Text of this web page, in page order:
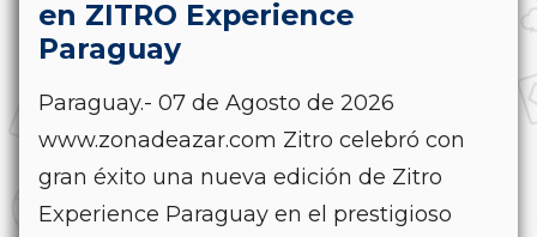
en ZITRO Experience
Paraguay
Paraguay.- 07 de Agosto de 2026
www.zonadeazar.com Zitro celebró con
gran éxito una nueva edición de Zitro
Experience Paraguay en el prestigioso